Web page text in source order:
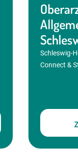
Schleswig-
Connect &